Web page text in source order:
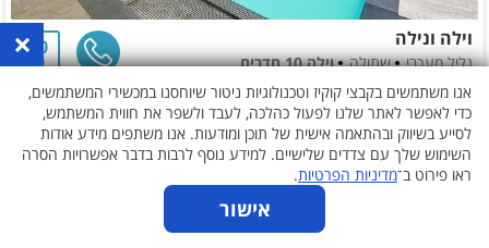
וילה ונילה
גליל מערבי שתולה
וילה 10 חדרים
עד 32 אורחים
10
לא נבחרו תאריכים החל מ-₪9,000 ללילה
×
אנו משתמשים בקבצי קוקיז וטכנולוגיות ניטור שיוחסנו במכשירי המשתמשים,
כדי לאפשר לאתר שלנו לפעול כהלכה, לעבד ולשפר את חווית המשתמש,
לסייע בשיווק ובהתאמה אישית של תוכן ומודעות. אנו משתפים מידע אודות
השימוש שלך עם צדדים שלישיים. למידע נוסף לרבות בדבר אפשרויות הסרה
ראו פירוט ב־מדיניות הפרטיות.
אישור